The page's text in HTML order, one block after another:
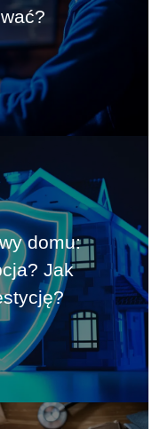
domu:
Jak